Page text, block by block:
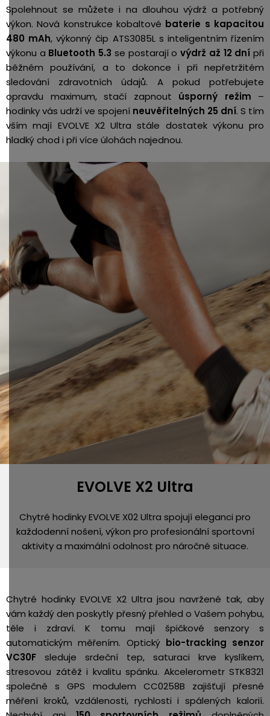
Spolehnout se můžete i na dlouhou výdrž a potřebný
výkon. Nová konstrukce kobaltové baterie s kapacitou
480 mAh, výkonný čip ATS3085L s inteligentním řízením
výkonu a Bluetooth 5.3 se postarají ovýdrž až 12 dnípři
běžném používání, a to dokonce i při nepřetržitém
sledování zdravotních údajů. A pokud potřebujete
opravdu maximum, stačí zapnout úsporný režim –
hodinky vás udrží ve spojení neuvěřitelných 25 dní. S tím
vším mají EVOLVE X2 Ultra stále dostatek výkonu pro
hladký chod i při více úlohách najednou.
EVOLVE X2 Ultra
Chytré hodinky EVOLVE X02 Ultra spojují eleganci pro
každodenní nošení, výkon pro profesionální sportovní
aktivity a maximální odolnost pro náročné situace.
Chytré hodinky EVOLVE X2 Ultra jsou navržené tak, aby
vám každý den poskytly přesný přehled o Vašem pohybu,
těle i zdraví. K tomu mají špičkové senzory s
automatickým měřením. Optický bio-tracking senzor
VC30F sleduje srdeční tep, saturaci krve kyslíkem,
stresovou zátěž i kvalitu spánku. Akcelerometr STK8321
společně s GPS modulem CC0258B zajišťují přesné
měření kroků, vzdálenosti, rychlosti i spálených kalorií.